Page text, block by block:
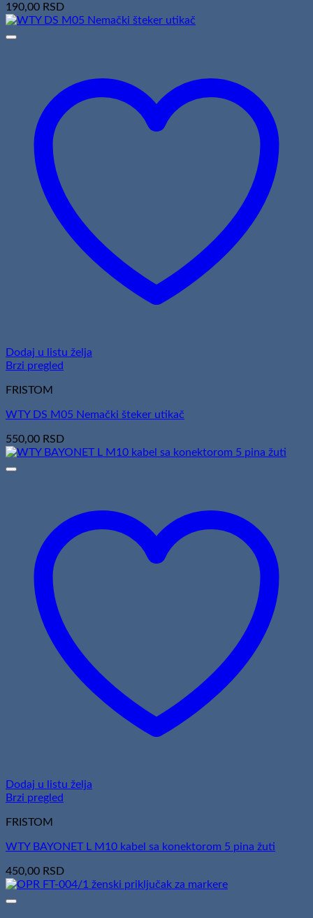
190,00 RSD
Dodaj u listu želja
Brzi pregled
FRISTOM
WTY DS M05 Nemački šteker utikač
550,00 RSD
Dodaj u listu želja
Brzi pregled
FRISTOM
WTY BAYONET L M10 kabel sa konektorom 5 pina žuti
450,00 RSD